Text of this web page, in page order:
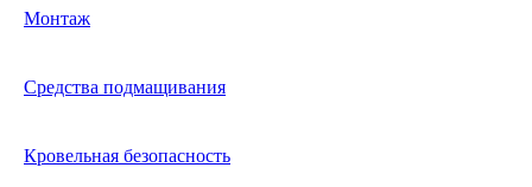
Монтаж
Средства подмащивания
Кровельная безопасность